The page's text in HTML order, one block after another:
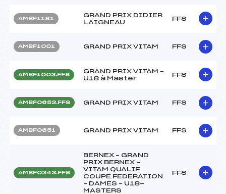
AMBF1181
GRAND PRIX DIDIER
LAIGNEAU
FFS
AMBF1001 GRAND PRIX VITAM FFS
AMBF1003.FFS
GRAND PRIX VITAM –
U18 à Master
FFS
AMBF0653.FFS GRAND PRIX VITAM FFS
AMBF0651 GRAND PRIX VITAM FFS
AMBF0343.FFS
BERNEX – GRAND
PRIX BERNEX –
VITAM QUALIF
COUPE FEDERATION
– DAMES – U18-
MASTERS
FFS